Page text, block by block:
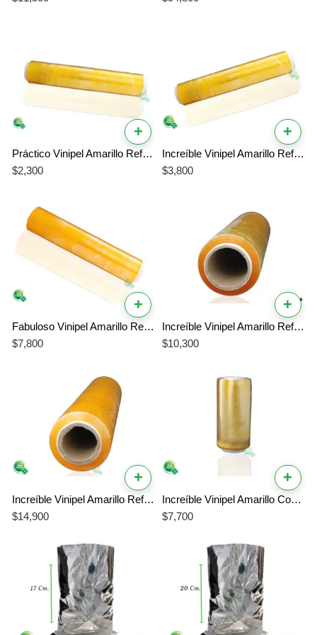
+
Práctico Vinipel Amarillo Ref # 50 – Vinipel de 30 cm Ideal para el Hogar
$2,300
+
Increíble Vinipel Amarillo Ref # 100 – El Mejor Vinipel de 30 cm Económico
$3,800
+
Fabuloso Vinipel Amarillo Ref # 200 – El Mejor Vinipel de 30 cm Resistente
$7,800
+
Increíble Vinipel Amarillo Ref # 300 – Vinipel de 30 cm Líder en Adherencia
$10,300
+
Increíble Vinipel Amarillo Ref # 500 – Vinipel Profesional de Máximo Rendimiento
$14,900
+
Increíble Vinipel Amarillo Corto Ref # 500 – El Mejor Vinipel para Alimentos
$7,700